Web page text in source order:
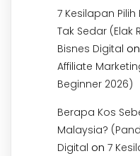
7 Kesilapan
Tak Sedar (Elak
Bisnes Digital on
Affiliate
Beginner 2026)
Berapa Kos
Malaysia?
Digital on 7